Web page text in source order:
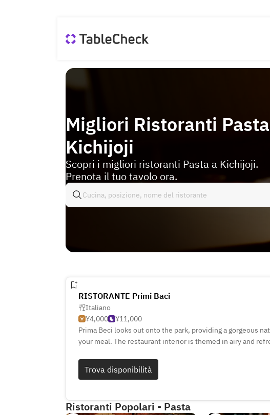
Migliori Ristoranti
Kichijoji
Scopri i migliori ristoranti Pasta a Kichijoji.
Prenota il tuo tavolo ora.
RISTORANTE Primi Baci
Italiano
¥4,000
¥11,000
Prima Beci looks out onto the park, providing a gorgeous
your meal. The restaurant interior is themed in airy and
look exquisite and taste and smell delicious, a feast for the
stomach. Ideal for lovers of authentic Italian food.
Trova disponibilità
Ristoranti Popolari - Pasta